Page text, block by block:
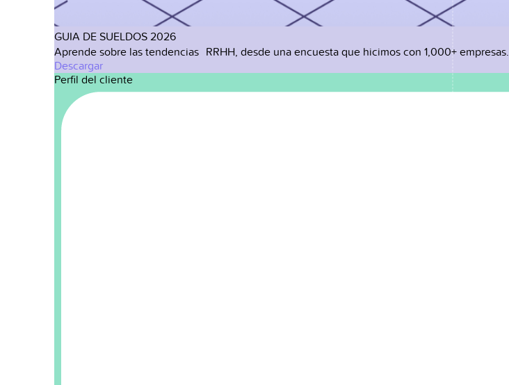
GUIA DE SUELDOS 2026
Aprende sobre las tendencias RRHH, desde una encuesta que hicimos con 1,000+ empresas.
Descargar
Perfil del cliente